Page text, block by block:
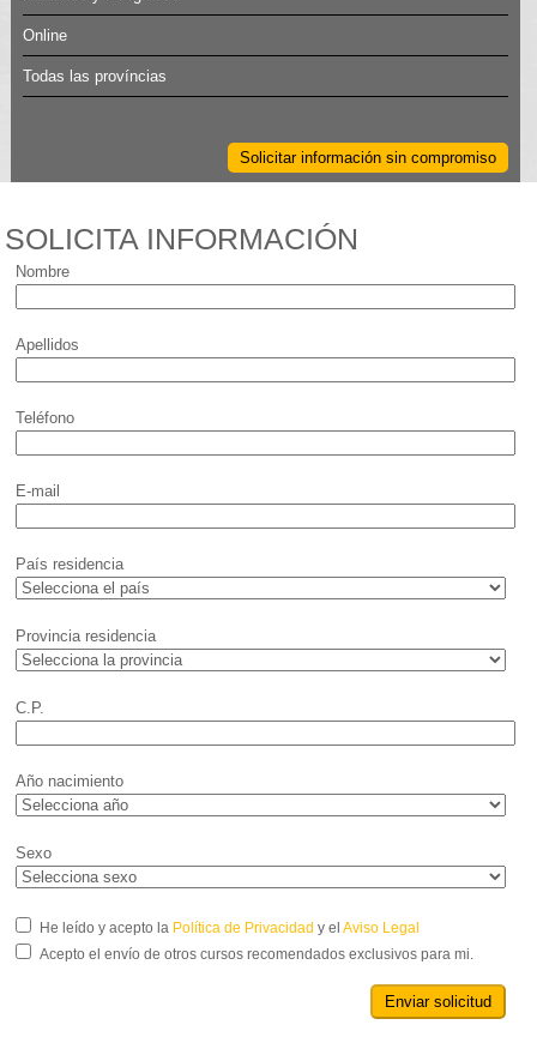
Online
Todas las províncias
Solicitar información sin compromiso
SOLICITA INFORMACIÓN
Nombre
Apellidos
Teléfono
E-mail
País residencia
Provincia residencia
C.P.
Año nacimiento
Sexo
He leído y acepto la Política de Privacidad y el Aviso Legal
Acepto el envío de otros cursos recomendados exclusivos para mi.
Enviar solicitud